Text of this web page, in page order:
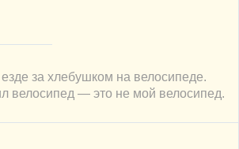
за хлебушком на велосипеде.
велосипед — это не мой велосипед.